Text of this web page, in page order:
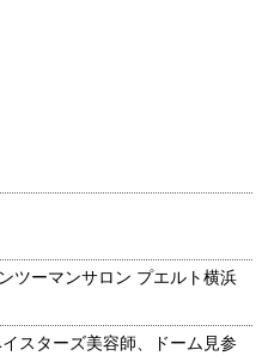
ツーマンサロン プエルト横浜
スターズ美容師、ドーム見参